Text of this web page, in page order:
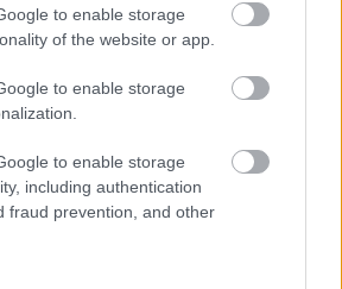
to enable storage
of the website or app.
to enable storage
to enable storage
including authentication
fraud prevention, and other